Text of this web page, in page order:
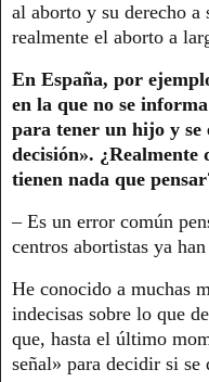
al aborto y su derecho a
realmente el aborto a
En España, por
en la que no se
para tener un hijo y se
decisión». ¿Realmente
tienen nada que
– Es un error común
centros abortistas ya
He conocido a muchas
indecisas sobre lo que
que, hasta el último
señal» para decidir si